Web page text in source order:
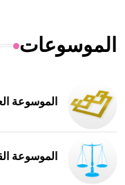
الموسوعات
الموسوعة
الموسوعة